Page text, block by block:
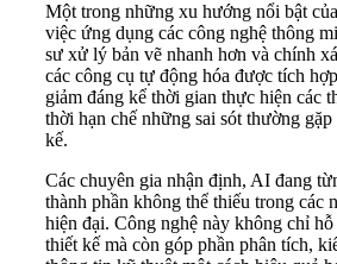
Một trong những xu hướng nổi bật
việc ứng dụng các công nghệ thông
sư xử lý bản vẽ nhanh hơn và chính
các công cụ tự động hóa được tích
giảm đáng kể thời gian thực hiện các
thời hạn chế những sai sót thường
kế.
Các chuyên gia nhận định, AI đang
thành phần không thể thiếu trong các
hiện đại. Công nghệ này không chỉ
thiết kế mà còn góp phần phân tích,